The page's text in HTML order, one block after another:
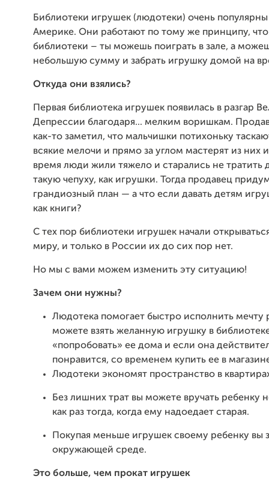
Библиотеки игрушек (людотеки) очень
Америке. Они работают по тому же принципу,
библиотеки – ты можешь поиграть в зале, а
небольшую сумму и забрать игрушку домой на
Откуда они взялись?
Первая библиотека игрушек появилась в разгар
Депрессии благодаря... мелким воришкам.
как-то заметил, что мальчишки потихоньку
всякие мелочи и прямо за углом мастерят из них
время люди жили тяжело и старались не тратить
такую чепуху, как игрушки. Тогда продавец
грандиозный план — а что если давать детям
как книги?
С тех пор библиотеки игрушек начали
миру, и только в России их до сих пор нет.
Но мы с вами можем изменить эту ситуацию!
Зачем они нужны?
Людотека помогает быстро исполнить мечту
можете взять желанную игрушку в
«попробовать» ее дома и если она
понравится, со временем купить ее в
Людотеки экономят пространство в
Без лишних трат вы можете вручать ребенку
как раз тогда, когда ему надоедает старая.
Покупая меньше игрушек своему ребенку вы
окружающей среде.
Это больше, чем прокат игрушек